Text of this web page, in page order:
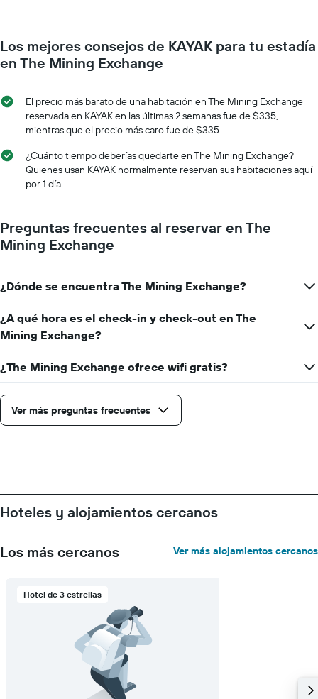
muestra
1
eje
que
indica
precio
promedio
de
una
habitación
que
se
fecha
de
El
gráfico
muestra
que
indica
de
días
que
faltan
para
estadía
El
gráfico
muestra
1
el
precio
promedio
habitación
Los mejores consejos de KAYAK para tu estadía
en The Mining Exchange
El precio más barato de una habitación en The Mining Exchange
reservada en KAYAK en las últimas 2 semanas fue de $335,
mientras que el precio más caro fue de $335.
¿Cuánto tiempo deberías quedarte en The Mining Exchange?
Quienes usan KAYAK normalmente reservan sus habitaciones aquí
por 1 día.
Preguntas frecuentes al reservar en The
Mining Exchange
¿Dónde se encuentra The Mining Exchange?
¿A qué hora es el check-in y check-out en The
Mining Exchange?
¿The Mining Exchange ofrece wifi gratis?
Ver más preguntas frecuentes
Hoteles y alojamientos cercanos
Los más cercanos Ver más alojamientos cercanos
Hotel de 3 estrellas